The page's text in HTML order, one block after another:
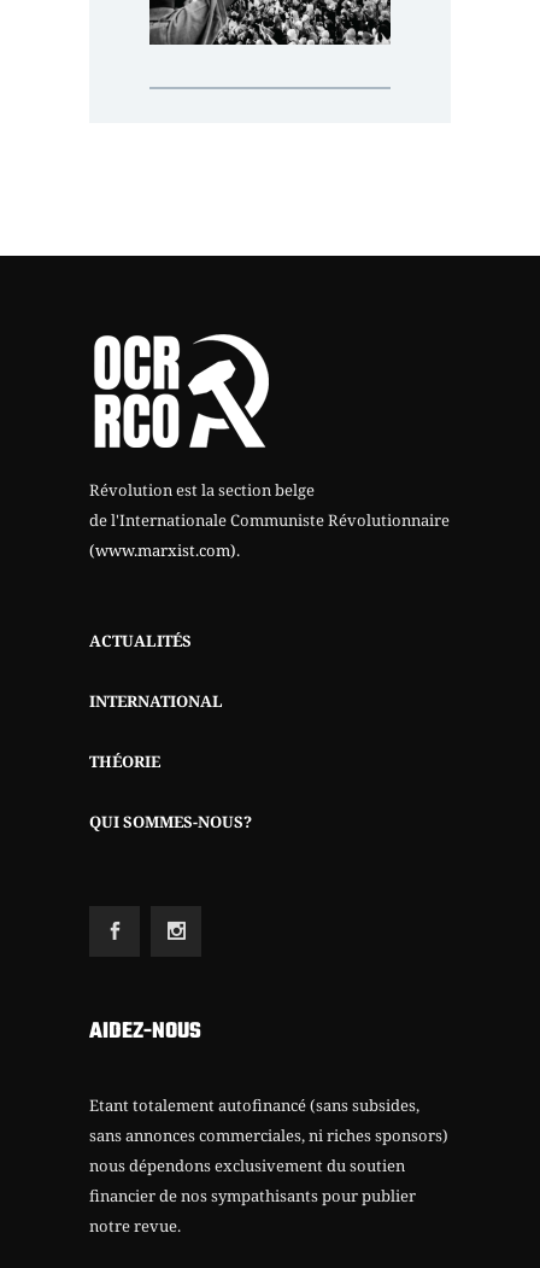
Révolution est la section belge
de l'Internationale Communiste Révolutionnaire
(www.marxist.com).
ACTUALITÉS
INTERNATIONAL
THÉORIE
QUI SOMMES-NOUS?
AIDEZ-NOUS
Etant totalement autofinancé (sans subsides,
sans annonces commerciales, ni riches sponsors)
nous dépendons exclusivement du soutien
financier de nos sympathisants pour publier
notre revue.